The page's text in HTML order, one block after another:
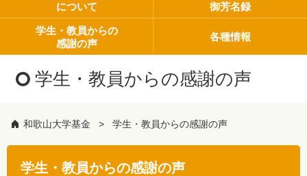
について
御芳名録
学生・教員からの
感謝の声
各種情報
学生・教員からの感謝の声
和歌山大学基金 学生・教員からの感謝の声
学生・教員からの感謝の声